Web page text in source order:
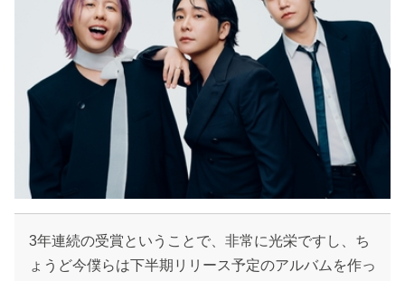
3年連続の受賞ということで、非常に光栄ですし、ち
ょうど今僕らは下半期リリース予定のアルバムを作っ